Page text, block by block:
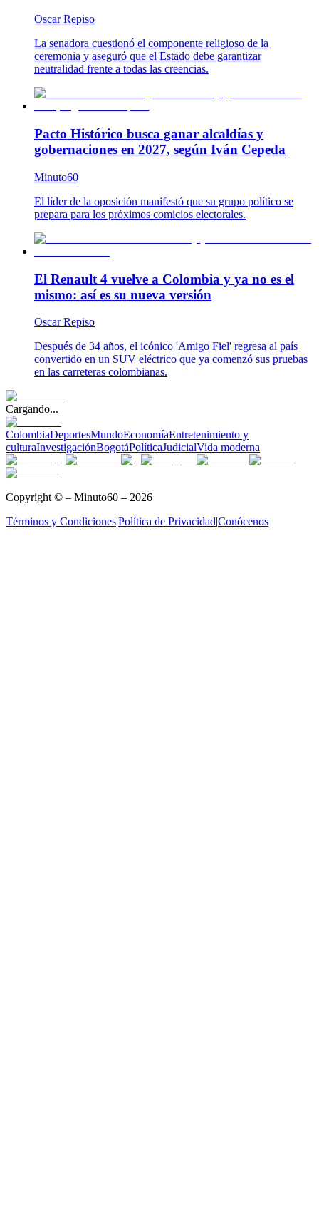
Oscar Repiso
La senadora cuestionó el componente religioso de la
ceremonia y aseguró que el Estado debe garantizar
neutralidad frente a todas las creencias.
Pacto Histórico busca ganar alcaldías y
gobernaciones en 2027, según Iván Cepeda
Minuto60
El líder de la oposición manifestó que su grupo político se
prepara para los próximos comicios electorales.
El Renault 4 vuelve a Colombia y ya no es el
mismo: así es su nueva versión
Oscar Repiso
Después de 34 años, el icónico 'Amigo Fiel' regresa al país
convertido en un SUV eléctrico que ya comenzó sus pruebas
en las carreteras colombianas.
Cargando...
ColombiaDeportesMundoEconomíaEntretenimiento y
culturaInvestigaciónBogotáPolíticaJudicialVida moderna
Copyright © – Minuto60 – 2026
Términos y Condiciones|Política de Privacidad|Conócenos